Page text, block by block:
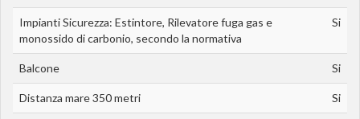
Impianti Sicurezza: Estintore, Rilevatore fuga gas e
monossido di carbonio, secondo la normativa
Si
Balcone Si
Distanza mare 350 metri Si